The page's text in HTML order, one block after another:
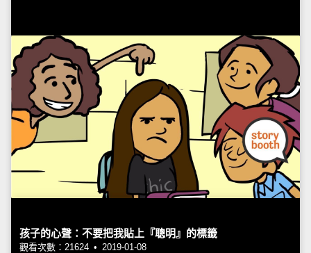
孩子的心聲：不要把我貼上『聰明』的標籤
觀看次數：21624 • 2019-01-08